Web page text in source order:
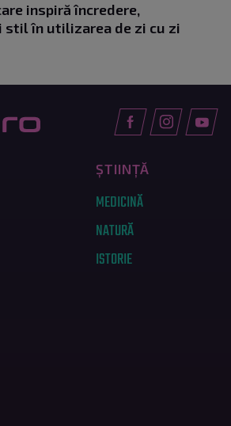
inspiră încredere,
stil în utilizarea de zi cu zi
ȘTIINȚĂ
MEDICINĂ
NATURĂ
ISTORIE